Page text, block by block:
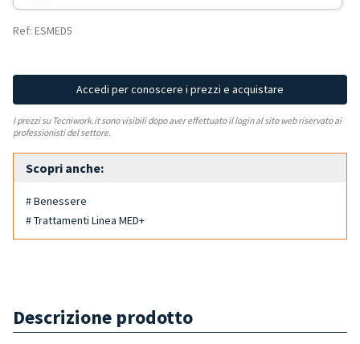
Ref: ESMED5
Accedi per conoscere i prezzi e acquistare
I prezzi su Tecniwork.it sono visibili dopo aver effettuato il login al sito web riservato ai
professionisti del settore.
Scopri anche:
# Benessere
# Trattamenti Linea MED+
Descrizione prodotto